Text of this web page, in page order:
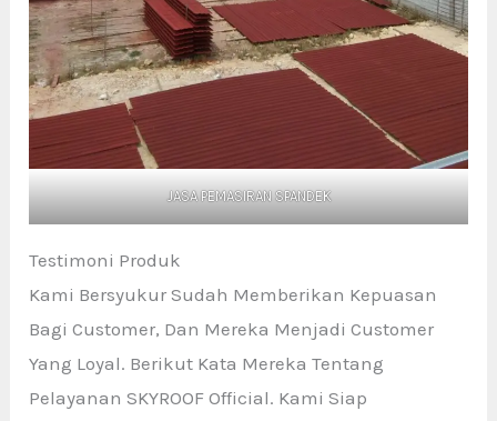
JASA PEMASIRAN SPANDEK
Testimoni Produk
Kami Bersyukur Sudah Memberikan Kepuasan
Bagi Customer, Dan Mereka Menjadi Customer
Yang Loyal. Berikut Kata Mereka Tentang
Pelayanan SKYROOF Official. Kami Siap